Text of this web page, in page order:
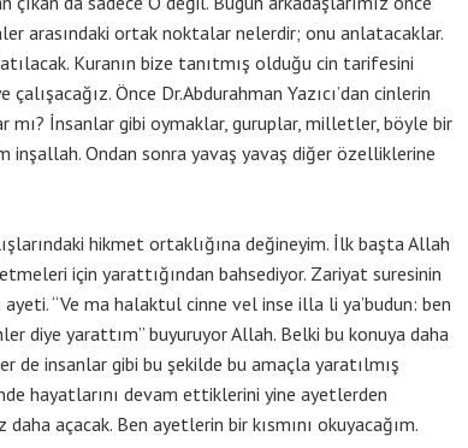
arasındaki ortak noktalar nelerdir; onu anlatacaklar.
Kuranın bize tanıtmış olduğu cin tarifesini
Önce Dr.Abdurahman Yazıcı’dan cinlerin
mı? İnsanlar gibi oymaklar, guruplar, milletler, böyle bir
inşallah. Ondan sonra yavaş yavaş diğer özelliklerine
hikmet ortaklığına değineyim. İlk başta Allah
için yarattığından bahsediyor. Zariyat suresinin
“Ve ma halaktul cinne vel inse illa li ya’budun: ben
diye yarattım” buyuruyor Allah. Belki bu konuya daha
de insanlar gibi bu şekilde bu amaçla yaratılmış
hayatlarını devam ettiklerini yine ayetlerden
açacak. Ben ayetlerin bir kısmını okuyacağım.